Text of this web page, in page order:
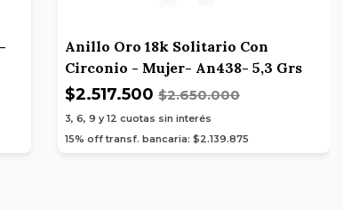
Anillo Oro 18k Solitario Con
Circonio - Mujer- An438- 5,3 Grs
$2.517.500 $2.650.000
3, 6, 9 y 12 cuotas sin interés
15% off transf. bancaria: $2.139.875